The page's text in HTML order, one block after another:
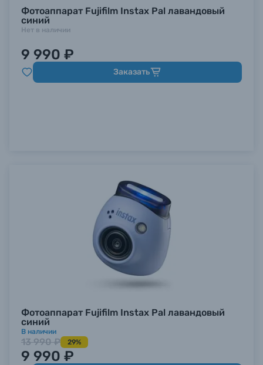
Фотоаппарат Fujifilm Instax Pal лавандовый
синий
Нет в наличии
9 990 ₽
Заказать
Фотоаппарат Fujifilm Instax Pal лавандовый
синий
В наличии
13 990 ₽ 29%
9 990 ₽